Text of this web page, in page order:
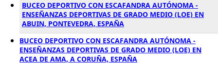
BUCEO DEPORTIVO CON ESCAFANDRA AUTÓNOMA -
ENSEÑANZAS DEPORTIVAS DE GRADO MEDIO (LOE) EN
ABUIN, PONTEVEDRA, ESPAÑA
BUCEO DEPORTIVO CON ESCAFANDRA AUTÓNOMA -
ENSEÑANZAS DEPORTIVAS DE GRADO MEDIO (LOE) EN
ACEA DE AMA, A CORUÑA, ESPAÑA